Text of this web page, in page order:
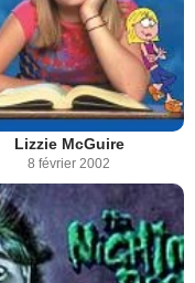
Lizzie McGuire
8 février 2002